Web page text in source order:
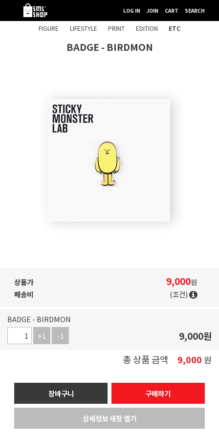
LOG IN JOIN CART SEARCH
FIGURE LIFESTYLE PRINT EDITION ETC
BADGE - BIRDMON
상품가 9,000원
배송비
(조건)
BADGE - BIRDMON
+1
-1 9,000원
총 상품 금액
9,000 원
장바구니 구매하기
상세정보 새창 열기